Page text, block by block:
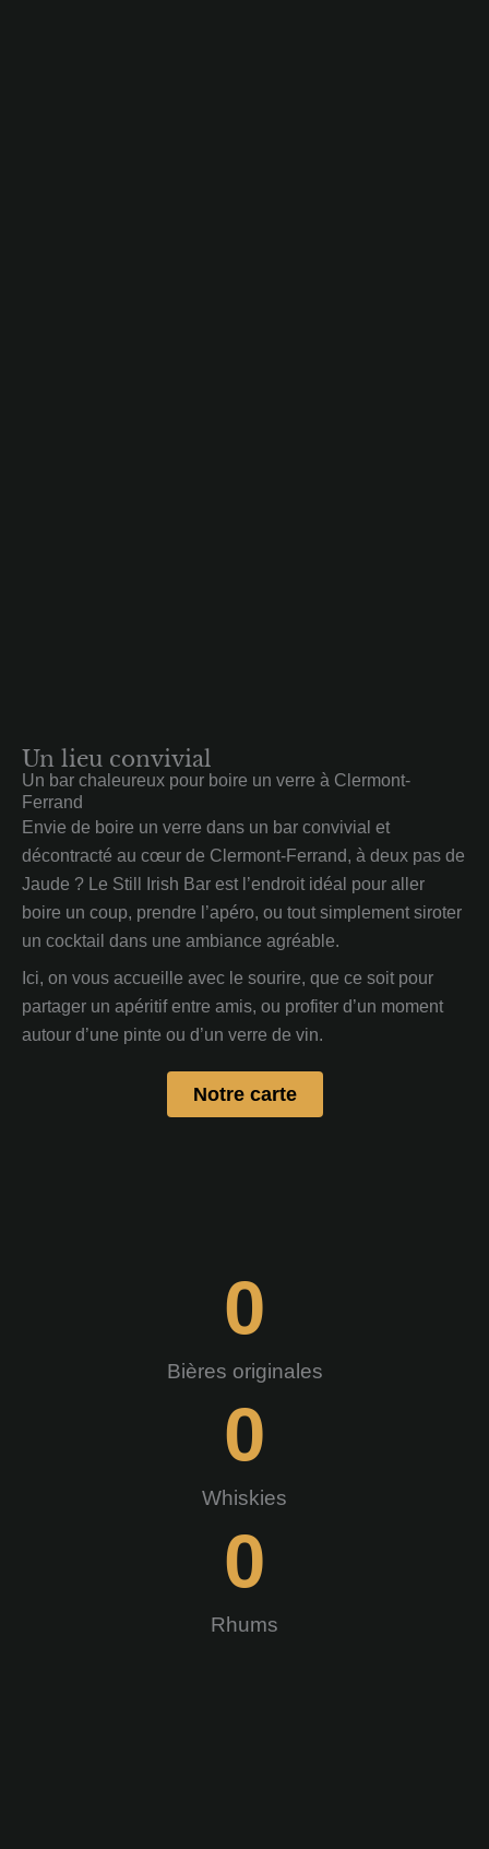
Un lieu convivial
Un bar chaleureux pour boire un verre à Clermont-
Ferrand
Envie de boire un verre dans un bar convivial et
décontracté au cœur de Clermont-Ferrand, à deux pas de
Jaude ? Le Still Irish Bar est l’endroit idéal pour aller
boire un coup, prendre l’apéro, ou tout simplement siroter
un cocktail dans une ambiance agréable.
Ici, on vous accueille avec le sourire, que ce soit pour
partager un apéritif entre amis, ou profiter d’un moment
autour d’une pinte ou d’un verre de vin.
Notre carte
Bières originales
0
Whiskies
0
Rhums
0